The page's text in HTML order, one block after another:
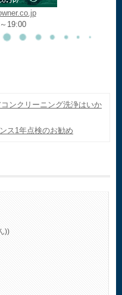
19:00
ンクリーニング洗浄はいか
1年点検のお勧め
))